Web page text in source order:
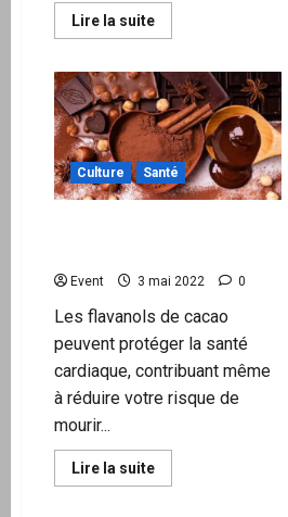
Lire la suiteEn
savoir
ALIMENTATION:
Apporter
à
son
organisme
ce
dont
il
a
Culture Santé
Event 3 mai 2022 0
Les flavanols de cacao
peuvent protéger la santé
cardiaque, contribuant même
à réduire votre risque de
mourir...
Lire la suiteEn
savoir